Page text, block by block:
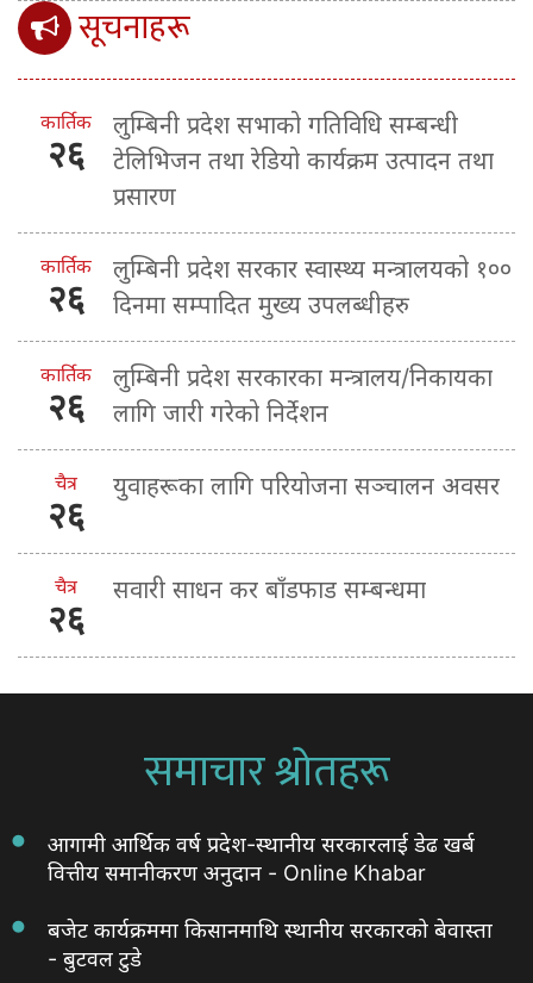
सूचनाहरू
कार्तिक
२६
लुम्बिनी प्रदेश सभाको गतिविधि सम्बन्धी
टेलिभिजन तथा रेडियो कार्यक्रम उत्पादन तथा
प्रसारण
कार्तिक
२६
लुम्बिनी प्रदेश सरकार स्वास्थ्य मन्त्रालयको १००
दिनमा सम्पादित मुख्य उपलब्धीहरु
कार्तिक
२६
लुम्बिनी प्रदेश सरकारका मन्त्रालय/निकायका
लागि जारी गरेको निर्देशन
चैत्र
२६
युवाहरूका लागि परियोजना सञ्चालन अवसर
चैत्र
२६
सवारी साधन कर बाँडफाड सम्बन्धमा
समाचार श्रोतहरू
आगामी आर्थिक वर्ष प्रदेश-स्थानीय सरकारलाई डेढ खर्ब
वित्तीय समानीकरण अनुदान - Online Khabar
बजेट कार्यक्रममा किसानमाथि स्थानीय सरकारको बेवास्ता
- बुटवल टुडे